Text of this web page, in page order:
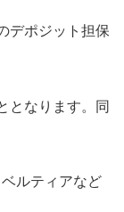
デポジット担保
となります。同
ルティアなど